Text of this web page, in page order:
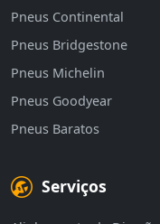
Pneus Continental
Pneus Bridgestone
Pneus Michelin
Pneus Goodyear
Pneus Baratos
Serviços